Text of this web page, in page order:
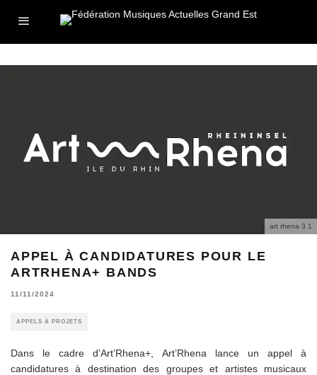
art rhena 3 1
APPEL À CANDIDATURES POUR LE
ARTRHENA+ BANDS
11/11/2024
APPELS À PROJETS
Dans le cadre d’Art’Rhena+, Art’Rhena lance un appel à
candidatures à destination des groupes et artistes musicaux